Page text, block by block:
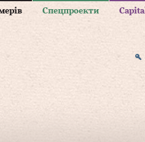
Спецпроекти